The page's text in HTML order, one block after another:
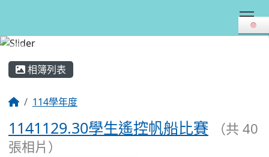
相簿列表
114學年度
1141129.30學生遙控帆船比賽
（共 40
張相片）